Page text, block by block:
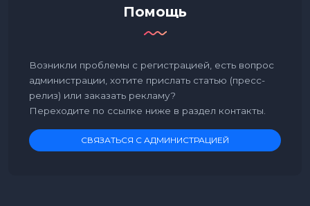
Помощь
Возникли проблемы с регистрацией, есть вопрос
администрации, хотите прислать статью (пресс-
релиз) или заказать рекламу?
Переходите по ссылке ниже в раздел контакты.
СВЯЗАТЬСЯ С АДМИНИСТРАЦИЕЙ